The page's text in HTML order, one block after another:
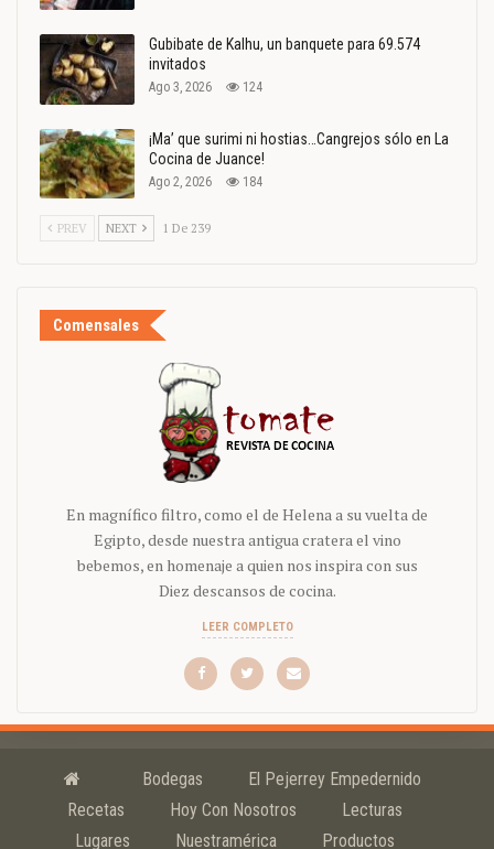
Gubibate de Kalhu, un banquete para 69.574
invitados
Ago 3, 2026 124
¡Ma’ que surimi ni hostias…Cangrejos sólo en La
Cocina de Juance!
Ago 2, 2026 184
PREV NEXT 1 De 239
Comensales
En magnífico filtro, como el de Helena a su vuelta de
Egipto, desde nuestra antigua cratera el vino
bebemos, en homenaje a quien nos inspira con sus
Diez descansos de cocina.
LEER COMPLETO
Bodegas
El Pejerrey Empedernido
Recetas
Hoy Con Nosotros
Lecturas
Lugares
Nuestramérica Productos